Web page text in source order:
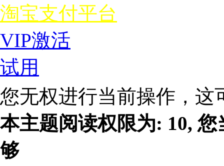
淘宝支付平台
VIP激活
试用
您无权进行当前操作，这
本主题阅读权限为: 10,
够